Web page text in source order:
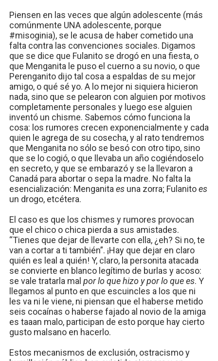
Piensen en las veces que algún adolescente (más
comúnmente UNA adolescente, porque
#misoginia), se le acusa de haber cometido una
falta contra las convenciones sociales. Digamos
que se dice que Fulanito se drogó en una fiesta, o
que Menganita le puso el cuerno a su novio, o que
Perenganito dijo tal cosa a espaldas de su mejor
amigo, o qué sé yo. A lo mejor ni siquiera hicieron
nada, sino que se pelearon con alguien por motivos
completamente personales y luego ese alguien
inventó un chisme. Sabemos cómo funciona la
cosa: los rumores crecen exponencialmente y cada
quien le agrega de su cosecha, y al rato tendremos
que Menganita no sólo se besó con otro tipo, sino
que se lo cogió, o que llevaba un año cogiéndoselo
en secreto, y que se embarazó y se la llevaron a
Canadá para abortar o sepa la madre. No falta la
esencialización: Menganita es una zorra; Fulanitoes
un drogo, etcétera.
El caso es que los chismes y rumores provocan
que el chico o chica pierda a sus amistades.
“Tienes que dejar de llevarte con ella, ¿eh? Si no, te
van a cortar a ti también”. ¡Hay que dejar en claro
quién es leal a quién! Y, claro, la personita atacada
se convierte en blanco legítimo de burlas y acoso:
se vale tratarla mal por lo que hizo y por lo que es. Y
llegamos al punto en que escuincles a los que ni
les va ni le viene, ni piensan que el haberse metido
seis cocaínas o haberse fajado al novio de la amiga
es taaan malo, participan de esto porque hay cierto
gusto malsano en hacerlo.
Estos mecanismos de exclusión, ostracismo y